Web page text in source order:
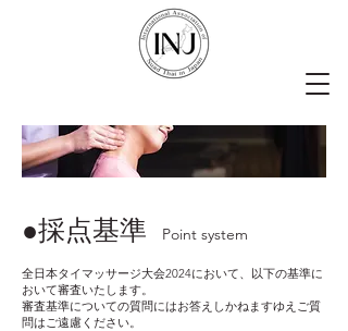
●採点基準 Point system
全日本タイマッサージ大会2024において、以下の基準に
おいて審査いたします。
​審査基準についての質問にはお答えしかねますゆえご質
問はご遠慮ください。​